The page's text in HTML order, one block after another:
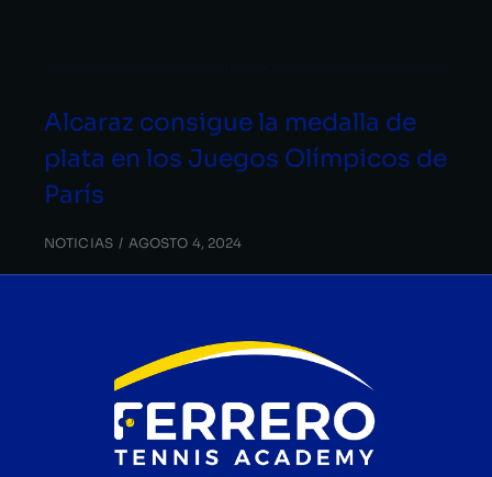
Alcaraz consigue la medalla de
plata en los Juegos Olímpicos de
París
NOTICIAS AGOSTO 4, 2024